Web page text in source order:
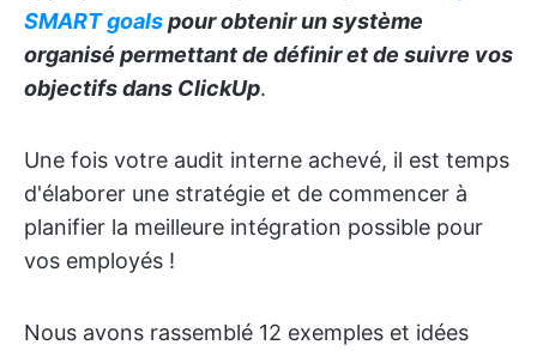
SMART goalspour obtenir un système
organisé permettant de définir et de suivre vos
objectifs dans ClickUp.
Une fois votre audit interne achevé, il est temps
d'élaborer une stratégie et de commencer à
planifier la meilleure intégration possible pour
vos employés !
Nous avons rassemblé 12 exemples et idées